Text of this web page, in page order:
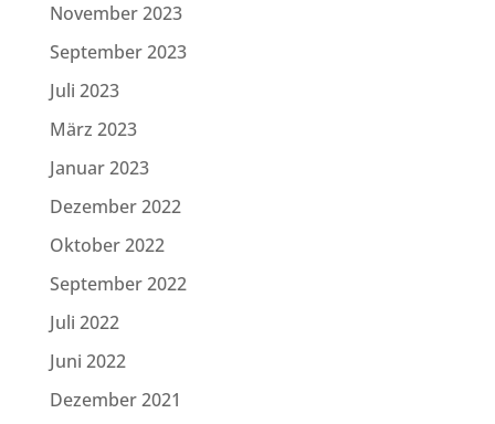
November 2023
September 2023
Juli 2023
März 2023
Januar 2023
Dezember 2022
Oktober 2022
September 2022
Juli 2022
Juni 2022
Dezember 2021